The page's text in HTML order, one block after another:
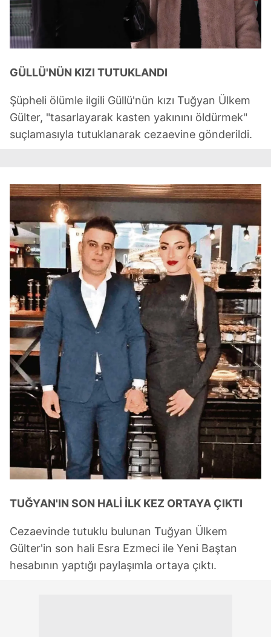
GÜLLÜ'NÜN KIZI TUTUKLANDI
Şüpheli ölümle ilgili Güllü'nün kızı Tuğyan Ülkem
Gülter, "tasarlayarak kasten yakınını öldürmek"
suçlamasıyla tutuklanarak cezaevine gönderildi.
TUĞYAN'IN SON HALİ İLK KEZ ORTAYA ÇIKTI
Cezaevinde tutuklu bulunan Tuğyan Ülkem
Gülter'in son hali Esra Ezmeci ile Yeni Baştan
hesabının yaptığı paylaşımla ortaya çıktı.